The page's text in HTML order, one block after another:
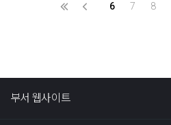
6 7 8
부서 웹사이트